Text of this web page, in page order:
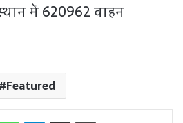
में 620962 वाहन
Featured